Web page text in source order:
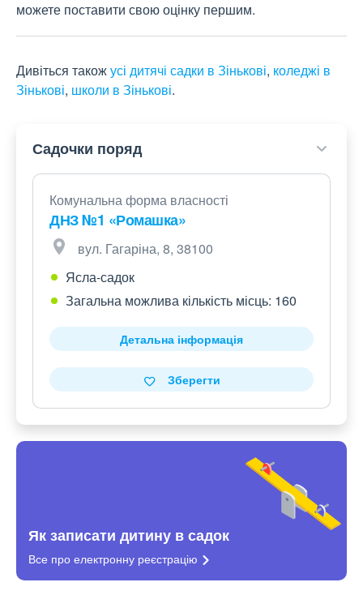
можете поставити свою оцінку першим.
Дивіться такожусі дитячі садки в Зінькові, коледжі в
Зінькові, школи в Зінькові.
Садочки поряд
Комунальна форма власності
ДНЗ №1 «Ромашка»
вул. Гагаріна, 8, 38100
Ясла-садок
Загальна можлива кількість місць: 160
Детальна інформація
Зберегти
Як записати дитину в садок
Все про електронну реєстрацію